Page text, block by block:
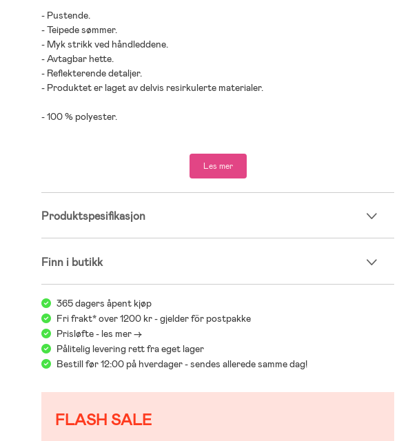
- Pustende.
- Teipede sømmer.
- Myk strikk ved håndleddene.
- Avtagbar hette.
- Reflekterende detaljer.
- Produktet er laget av delvis resirkulerte materialer.
- 100 % polyester.
Les mer
Produktspesifikasjon
Finn i butikk
365 dagers åpent kjøp
Fri frakt* over 1200 kr - gjelder för postpakke
Prisløfte - les mer ->
Pålitelig levering rett fra eget lager
Bestill før 12:00 på hverdager - sendes allerede samme dag!
FLASH SALE